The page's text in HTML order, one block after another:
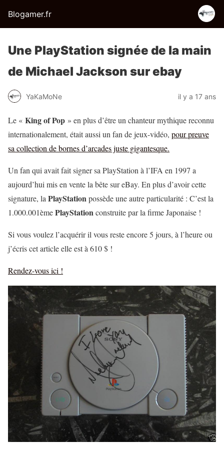
Blogamer.fr
Une PlayStation signée de la main
de Michael Jackson sur ebay
YaKaMoNe il y a 17 ans
Le « King of Pop » en plus d’être un chanteur mythique reconnu
internationalement, était aussi un fan de jeux-vidéo, pour preuve
sa collection de bornes d’arcades juste gigantesque.
Un fan qui avait fait signer sa PlayStation à l’IFA en 1997 a
aujourd’hui mis en vente la bête sur eBay. En plus d’avoir cette
signature, la PlayStationpossède une autre particularité : C’est la
1.000.001èmePlayStationconstruite par la firme Japonaise !
Si vous voulez l’acquérir il vous reste encore 5 jours, à l’heure ou
j’écris cet article elle est à 610 $ !
Rendez-vous ici !